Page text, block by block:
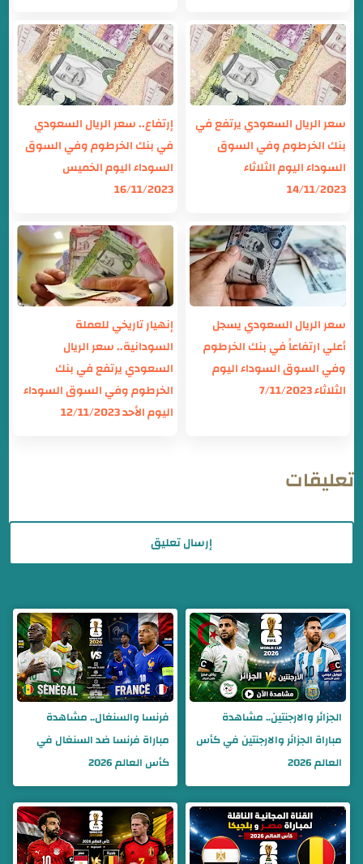
سعر الريال السعودي يرتفع في
بنك الخرطوم وفي السوق
السوداء اليوم الثلاثاء
14/11/2023
إرتفاع.. سعر الريال السعودي
في بنك الخرطوم وفي السوق
السوداء اليوم الخميس
16/11/2023
سعر الريال السعودي يسجل
أعلي ارتفاعاً في بنك الخرطوم
وفي السوق السوداء اليوم
الثلاثاء 7/11/2023
إنهيار تاريخي للعملة
السودانية.. سعر الريال
السعودي يرتفع في بنك
الخرطوم وفي السوق السوداء
اليوم الأحد 12/11/2023
تعليقات
إرسال تعليق
الجزائر والارجنتين.. مشاهدة
مباراة الجزائر والارجنتين في كأس
العالم 2026
فرنسا والسنغال.. مشاهدة
مباراة فرنسا ضد السنغال في
كأس العالم 2026